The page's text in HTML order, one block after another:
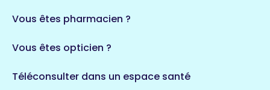
Vous êtes pharmacien ?
Vous êtes opticien ?
Téléconsulter dans un espace santé